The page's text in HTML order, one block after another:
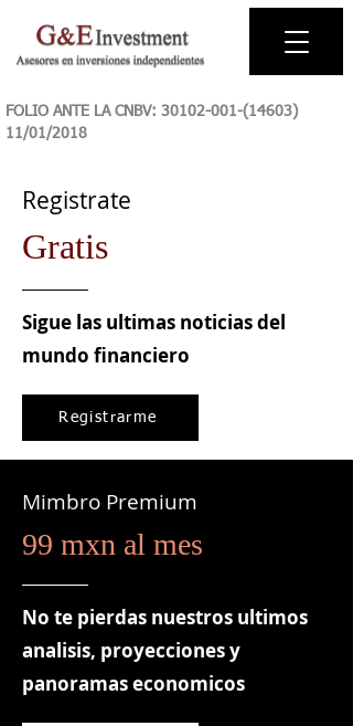
FOLIO ANTE LA CNBV: 30102-001-(14603)
11/01/2018
Registrate
Gratis
Sigue las ultimas noticias del
mundo financiero
Registrarme
Mimbro Premium
99 mxn al mes
No te pierdas nuestros ultimos
analisis, proyecciones y
panoramas economicos